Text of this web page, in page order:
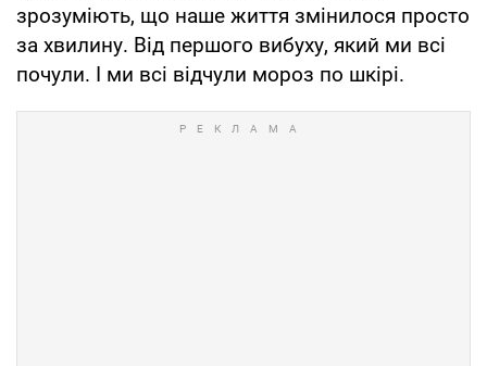
зрозуміють, що наше життя змінилося просто
за хвилину. Від першого вибуху, який ми всі
почули. І ми всі відчули мороз по шкірі.